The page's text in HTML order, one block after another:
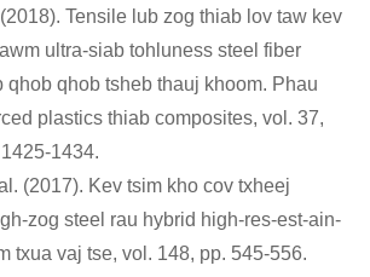
Tensile lub zog thiab lov taw kev
ultra-siab tohluness steel fiber
qhob qhob tsheb thauj khoom. Phau
plastics thiab composites, vol. 37,
1434.
(2017). Kev tsim kho cov txheej
zog steel rau hybrid high-res-est-ain-
txua vaj tse, vol. 148, pp. 545-556.